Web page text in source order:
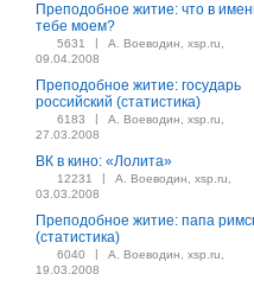
Преподобное житие: что в
тебе моем?
5631 |
А. Воеводин, xsp.ru,
09.04.2008
Преподобное житие: государь
российский (статистика)
6183 |
А. Воеводин, xsp.ru,
27.03.2008
ВК в кино: «Лолита»
12231 |
А. Воеводин, xsp.ru,
03.03.2008
Преподобное житие: папа
(статистика)
6040 |
А. Воеводин, xsp.ru,
19.03.2008